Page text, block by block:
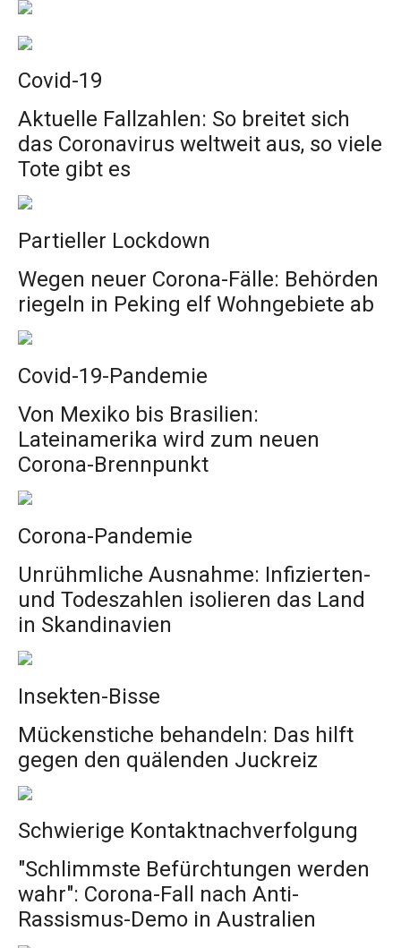
Covid-19
Aktuelle Fallzahlen: So breitet sich
das Coronavirus weltweit aus, so viele
Tote gibt es
Partieller Lockdown
Wegen neuer Corona-Fälle: Behörden
riegeln in Peking elf Wohngebiete ab
Covid-19-Pandemie
Von Mexiko bis Brasilien:
Lateinamerika wird zum neuen
Corona-Brennpunkt
Corona-Pandemie
Unrühmliche Ausnahme: Infizierten-
und Todeszahlen isolieren das Land
in Skandinavien
Insekten-Bisse
Mückenstiche behandeln: Das hilft
gegen den quälenden Juckreiz
Schwierige Kontaktnachverfolgung
"Schlimmste Befürchtungen werden
wahr": Corona-Fall nach Anti-
Rassismus-Demo in Australien